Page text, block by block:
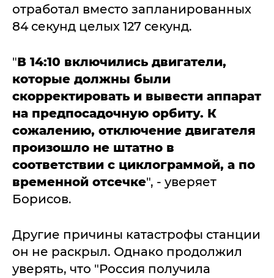
отработал вместо запланированных
84 секунд целых 127 секунд.
"В 14:10 включились двигатели,
которые должны были
скорректировать и вывести аппарат
на предпосадочную орбиту. К
сожалению, отключение двигателя
произошло не штатно в
соответствии с циклограммой, а по
временной отсечке", - уверяет
Борисов.
Другие причины катастрофы станции
он не раскрыл. Однако продолжил
уверять, что "Россия получила